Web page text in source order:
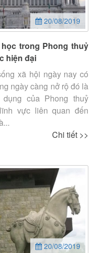
20/08/2019
trong Phong thuỷ
hiện đại
xã hội ngày nay có
ngày càng nở rộ đó là
của Phong thuỷ
vực liên quan đến
Chi tiết >>
20/08/2019